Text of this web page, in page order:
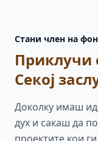
Стани член на
Приклучи
Секој
Доколку имаш
дух и сакаш да